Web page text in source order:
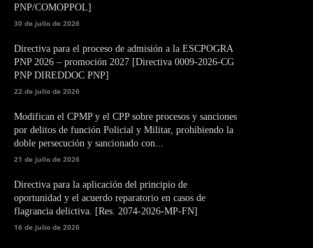
PNP/COMOPPOL]
30 de julio de 2026
Directiva para el proceso de admisión a la ESCPOGRA
PNP 2026 – promoción 2027 [Directiva 0009-2026-CG
PNP DIREDDOC PNP]
22 de julio de 2026
Modifican el CPMP y el CPP sobre procesos y sanciones
por delitos de función Policial y Militar, prohibiendo la
doble persecución y sancionado con...
21 de julio de 2026
Directiva para la aplicación del principio de
oportunidad y el acuerdo reparatorio en casos de
flagrancia delictiva. [Res. 2074-2026-MP-FN]
16 de julio de 2026